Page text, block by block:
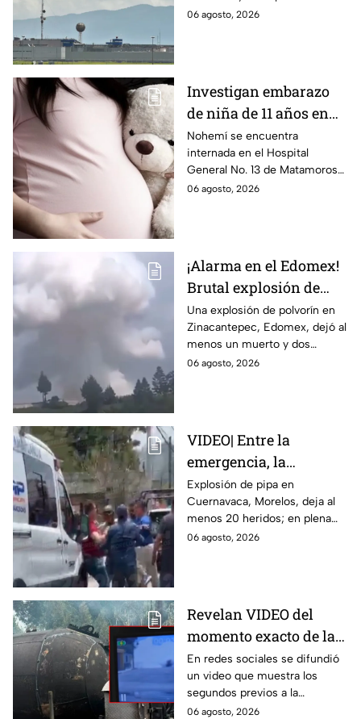
Ayotzinapa
dónde está, cómo es esta
06 agosto, 2026
Investigan embarazo
de niña de 11 años en
Matamoros,
Tamaulipas; ¿qué pasó
con Nohemí?
Nohemí se encuentra
internada en el Hospital
General No. 13 de Matamoros
tras complicaciones por un
06 agosto, 2026
¡Alarma en el Edomex!
Brutal explosión de
polvorín en Santa
María del Monte,
Zinacantepec; reportan
al menos un muerto y
Una explosión de polvorín en
Zinacantepec, Edomex, dejó al
menos un muerto y dos
heridos; autoridades atiende la
06 agosto, 2026
VIDEO| Entre la
emergencia, la
desesperación y el
llanto de un niño;
adultos desatan pelea
tras explosión de pipa
Explosión de pipa en
Cuernavaca, Morelos, deja al
menos 20 heridos; en plena
emergencia, dos hombres
06 agosto, 2026
Revelan VIDEO del
momento exacto de la
explosión de pipa de
gas en Cuernavaca,
Morelos
En redes sociales se difundió
un video que muestra los
segundos previos a la
explosión de una pipa de gas
06 agosto, 2026